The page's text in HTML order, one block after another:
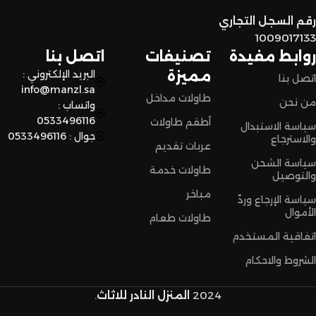
اختاروا الراحة والأناقة من المنزل النادر للاثاث الآن وعيشوا تجربة
تسوق مميزة.
روابط مفيدة
اتصل بنا
من نحن
سياسة الاستبدال
والاسترجاع
سياسة الشحن
والتوصيل
سياسة الإرجاع وردّ
الأموال
اتفاقية المستخدم
الشروط والاحكام
تصنيفات
مميزة
طاولات مداخل
أطقم طاولات
عربات تقديم
طاولات خدمة
مباخر
طاولات طعام
اتصل بنا
البريد الإلكتروني :
info@manzl.sa
واتساب :
0533496116
جوال : 0533496116
رقم السجل التجاري
1009017133
2024 المنزل النادر للاثاث.